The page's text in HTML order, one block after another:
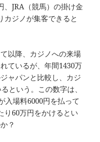
、JRA（競馬）の掛け金
カジノが集客できると
以降、カジノへの来場
ているが、年間1430万
ャパンと比較し、カジ
という。この数字は、
入場料6000円を払って
り60万円をかけるとい
？